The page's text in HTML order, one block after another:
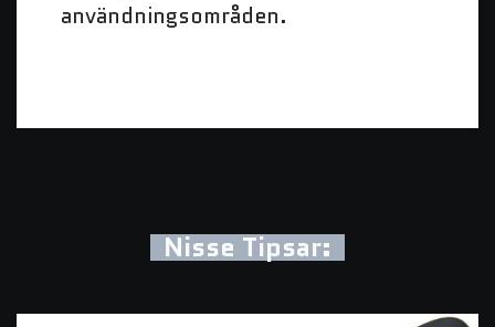
användningsområden.